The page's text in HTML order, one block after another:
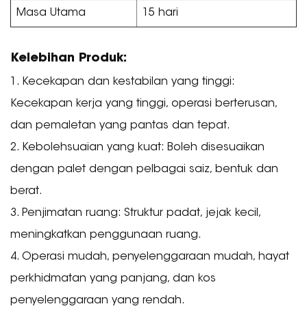
Masa Utama 15 hari
Kelebihan Produk:
1. Kecekapan dan kestabilan yang tinggi:
Kecekapan kerja yang tinggi, operasi berterusan,
dan pemaletan yang pantas dan tepat.
2. Kebolehsuaian yang kuat: Boleh disesuaikan
dengan palet dengan pelbagai saiz, bentuk dan
berat.
3. Penjimatan ruang: Struktur padat, jejak kecil,
meningkatkan penggunaan ruang.
4. Operasi mudah, penyelenggaraan mudah, hayat
perkhidmatan yang panjang, dan kos
penyelenggaraan yang rendah.